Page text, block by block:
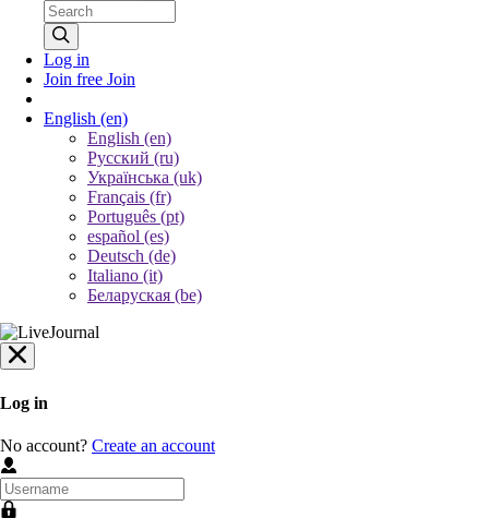
Log in
Join free Join
English (en)
English (en)
Русский (ru)
Українська (uk)
Français (fr)
Português (pt)
español (es)
Deutsch (de)
Italiano (it)
Беларуская (be)
Log in
No account? Create an account